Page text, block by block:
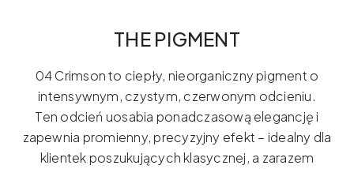
THE PIGMENT
04 Crimson to ciepły, nieorganiczny pigment o
intensywnym, czystym, czerwonym odcieniu.
Ten odcień uosabia ponadczasową elegancję i
zapewnia promienny, precyzyjny efekt – idealny dla
klientek poszukujących klasycznej, a zarazem